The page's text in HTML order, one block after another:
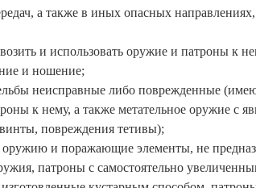
а также в иных опасных
и использовать оружие и патроны к
и ношение;
неисправные либо поврежденные
к нему, а также метательное оружие с
повреждения тетивы);
и поражающие элементы, не
патроны с самостоятельно